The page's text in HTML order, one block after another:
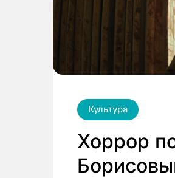
Культура
Хоррор